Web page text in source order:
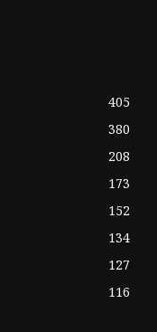
405
380
208
173
152
134
127
116